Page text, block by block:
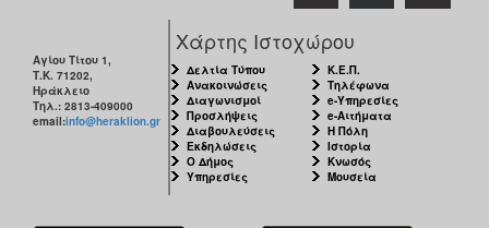
Αγίου Τίτου 1,
Τ.Κ. 71202,
Ηράκλειο
Τηλ.: 2813-409000
email:info@heraklion.gr
Χάρτης Ιστοχώρου
Δελτία Τύπου
Ανακοινώσεις
Διαγωνισμοί
Προσλήψεις
Διαβουλεύσεις
Εκδηλώσεις
Ο Δήμος
Υπηρεσίες
Κ.Ε.Π.
Τηλέφωνα
e-Υπηρεσίες
e-Αιτήματα
Η Πόλη
Ιστορία
Κνωσός
Μουσεία